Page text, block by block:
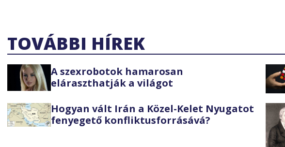
TOVÁBBI HÍREK
A szexrobotok hamarosan
eláraszthatják a világot
Hogyan vált Irán a Közel-Kelet Nyugatot
fenyegető konfliktusforrásává?